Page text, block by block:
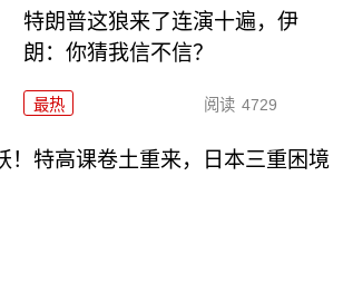
特朗普这狼来了连演十遍，伊
朗：你猜我信不信？
最热 阅读 4729
！特高课卷土重来，日本三重困境